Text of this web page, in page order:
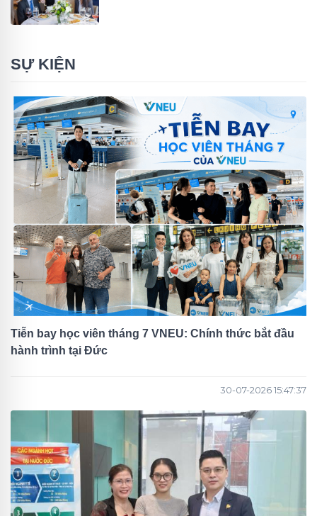
SỰ KIỆN
Tiễn bay học viên tháng 7 VNEU: Chính thức bắt đầu
hành trình tại Đức
30-07-2026 15:47:37